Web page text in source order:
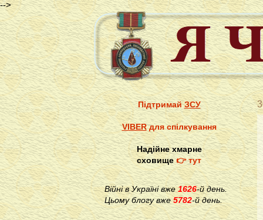
-->
ПідтримайЗСУ
VIBERдля спілкування
Надійне хмарне
сховище👉 тут
Війні в Україні вже1626-й день.
Цьому блогу вже 5782-й день.